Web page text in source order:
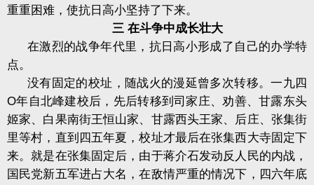
重重困难，使抗日高小坚持了下来。
三 在斗争中成长壮大
在激烈的战争年代里，抗日高小形成了自己的办学特
点。
没有固定的校址，随战火的漫延曾多次转移。一九四
O年自北峰建校后，先后转移到司家庄、劝善、甘露东头
姬家、白果南街王恒山家、甘露西头王家、后庄、张集街
里等村，直到四五年夏，校址才最后在张集西大寺固定下
来。就是在张集固定后，由于蒋介石发动反人民的内战，
国民党新五军进占大名，在敌情严重的情况下，四六年底